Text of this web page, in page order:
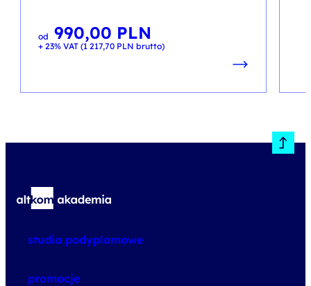
od 990,00 PLN
+ 23% VAT (1 217,70 PLN brutto)
studia podyplomowe
promocje